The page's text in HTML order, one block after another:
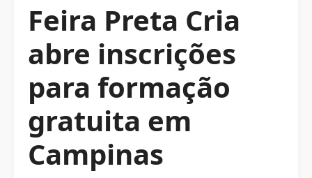
Feira Preta Cria
abre inscrições
para formação
gratuita em
Campinas